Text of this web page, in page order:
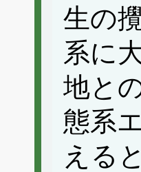
生の
系に
地と
態系
える